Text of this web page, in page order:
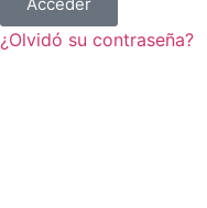
¿Olvidó su contraseña?